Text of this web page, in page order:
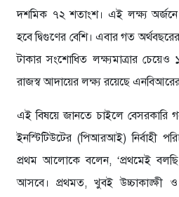
দশমিক ৭২ শতাংশ। এই লক্ষ্য অর্জনে
হবে দ্বিগুণের বেশি। এবার গত
টাকার সংশোধিত লক্ষ্যমাত্রার
রাজস্ব আদায়ের লক্ষ্য রয়েছে
এই বিষয়ে জানতে চাইলে বেসরকারি
ইনস্টিটিউটের (পিআরআই) নির্বাহী
প্রথম আলোকে বলেন, ‘প্রথমেই
আসবে। প্রথমত, খুবই উচ্চাকাঙ্ক্ষী ও